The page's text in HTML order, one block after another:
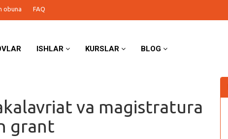
obuna FAQ
ISHLAR KURSLAR BLOG
va magistratura
grant